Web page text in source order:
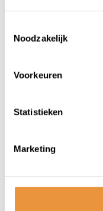
Noodzakelijk
Voorkeuren
Statistieken
Marketing